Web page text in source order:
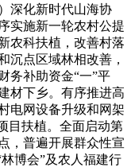
深化新时代山海协
实施新一轮农村公提
农科扶植，改善村落
沉点区域林相改善，
务补助资金“一”平
材下乡。有序推进高
电网设备升级和网架
目扶植。全面启动第
，普遍开展群众性宣
博会”及农人福建行